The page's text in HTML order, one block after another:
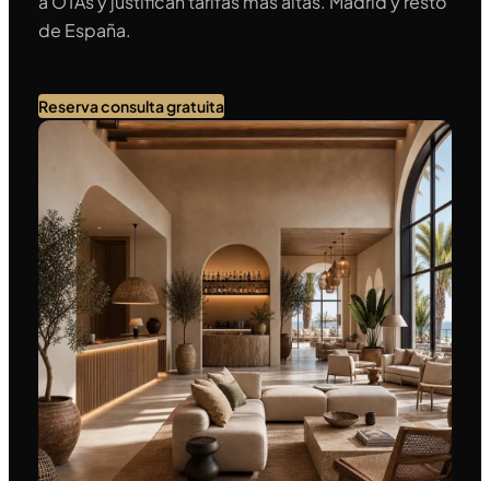
de España.
Reserva consulta gratuita